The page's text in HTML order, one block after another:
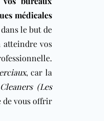
médicales
le but de
vos
, car la
(Les
de vous offrir